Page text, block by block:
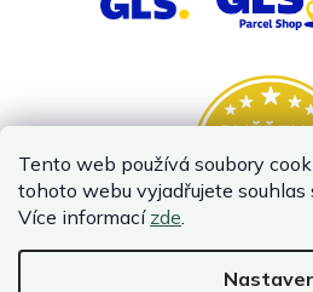
Tento web používá soubory
tohoto webu vyjadřujete souhlas
Více informací zde.